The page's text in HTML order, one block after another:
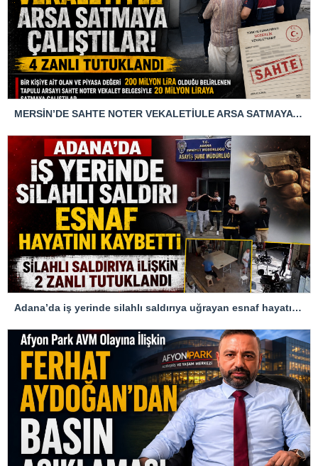
MERSİN’DE SAHTE NOTER VEKALETİULE ARSA SATMAYA ÇALIŞTIRLAR
Adana’da iş yerinde silahlı saldırıya uğrayan esnaf hayatını kaybetti